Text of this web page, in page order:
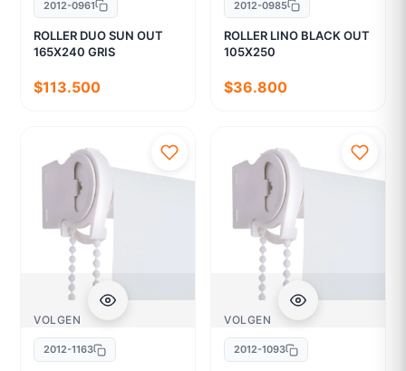
2012-0961
ROLLER DUO SUN OUT
165X240 GRIS
$113.500
2012-0985
ROLLER LINO BLACK OUT
105X250
$36.800
VOLGEN
2012-1163
VOLGEN
2012-1093